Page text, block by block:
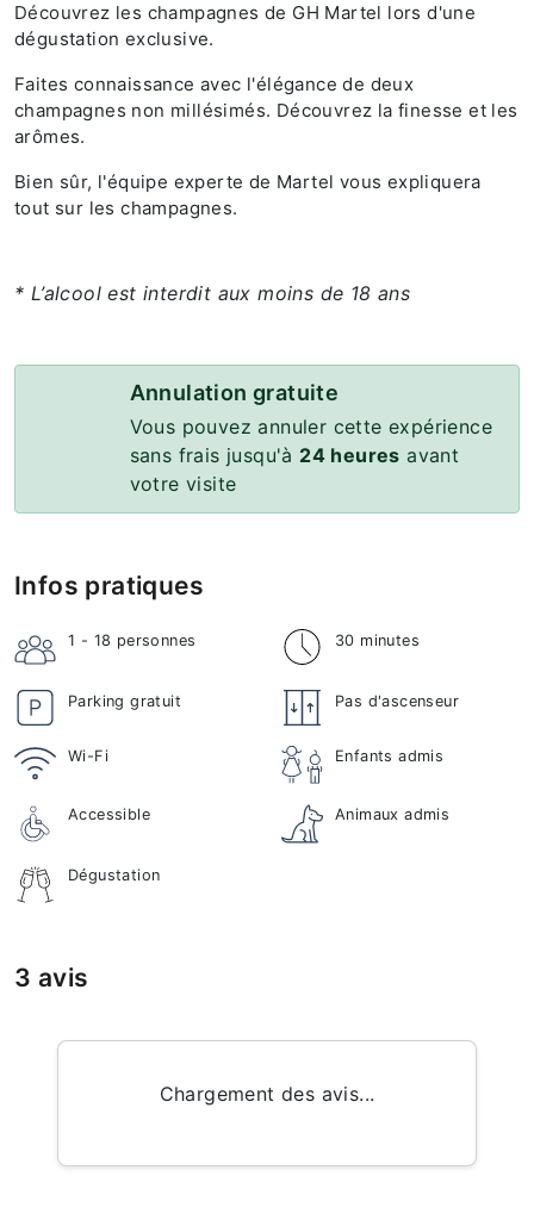
Découvrez les champagnes de GH Martel lors d'une
dégustation exclusive.
Faites connaissance avec l'élégance de deux
champagnes non millésimés. Découvrez la finesse et les
arômes.
Bien sûr, l'équipe experte de Martel vous expliquera
tout sur les champagnes.
* L’alcool est interdit aux moins de 18 ans
Annulation gratuite
Vous pouvez annuler cette expérience
sans frais jusqu'à 24 heures avant
votre visite
Infos pratiques
1 - 18 personnes 30 minutes
Parking gratuit Pas d'ascenseur
Wi-Fi Enfants admis
Accessible Animaux admis
Dégustation
3 avis
Chargement des avis...